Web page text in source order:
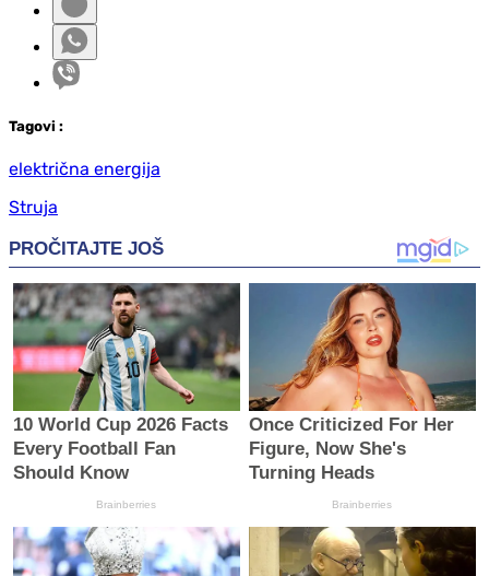
Tagovi :
električna energija
Struja